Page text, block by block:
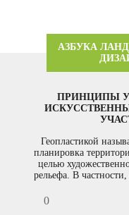
АЗБУКА
ПРИНЦИПЫ
Геопластикой
планировка
целью
рельефа. В
0